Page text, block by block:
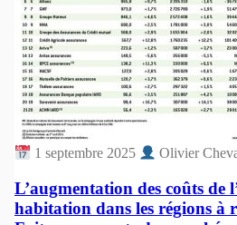
1 septembre 2025 Olivier
L’augmentation des coûts de
habitation dans les régions à